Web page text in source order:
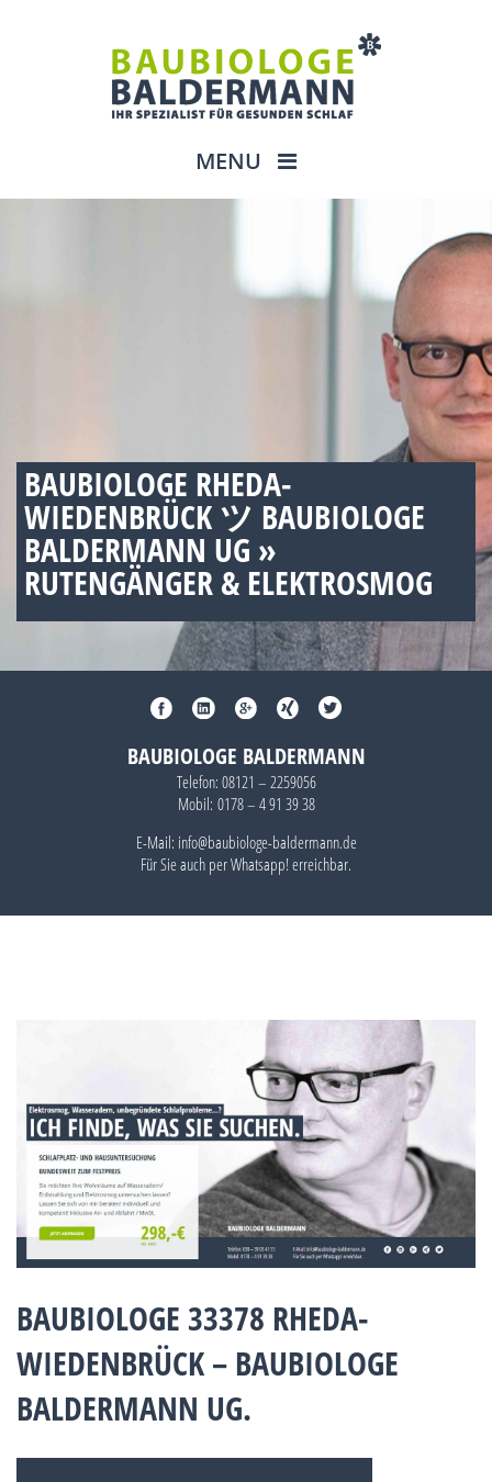
MENU
BAUBIOLOGE RHEDA-
WIEDENBRÜCK ツ BAUBIOLOGE
BALDERMANN UG »
RUTENGÄNGER & ELEKTROSMOG
BAUBIOLOGE BALDERMANN
Telefon: 08121 – 2259056
Mobil: 0178 – 4 91 39 38
E-Mail: info@baubiologe-baldermann.de
Für Sie auch perWhatsapp!erreichbar.
BAUBIOLOGE 33378 RHEDA-
WIEDENBRÜCK – BAUBIOLOGE
BALDERMANN UG.